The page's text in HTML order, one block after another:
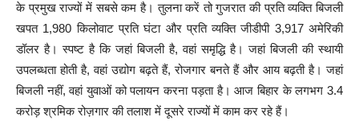
के प्रमुख राज्यों में सबसे कम है। तुलना करें तो गुजरात की प्रति व्यक्ति बिजली
खपत 1,980 किलोवाट प्रति घंटा और प्रति व्यक्ति जीडीपी 3,917 अमेरिकी
डॉलर है। स्पष्ट है कि जहां बिजली है, वहां समृद्धि है। जहां बिजली की स्थायी
उपलब्धता होती है, वहां उद्योग बढ़ते हैं, रोजगार बनते हैं और आय बढ़ती है। जहां
बिजली नहीं, वहां युवाओं को पलायन करना पड़ता है। आज बिहार के लगभग 3.4
करोड़ श्रमिक रोज़गार की तलाश में दूसरे राज्यों में काम कर रहे हैं।